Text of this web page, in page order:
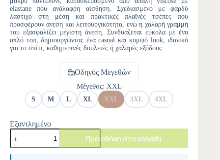
elastane που ανάλαφρη αίσθηση. Σχεδιασμένο με φαρδύ
λάστιχο στη μέση και πρακτικές πλαϊνές τσέπες που
προσφέρουν άνεση και λειτουργικότητα, ενώ η χαλαρή γραμμή
του εξασφαλίζει μέγιστη άνεση. Συνδυάζεται εύκολα με ένα
απλό τοπ, δημιουργώντας ένα casual και κομψό look, ιδανικό
για το σπίτι, καθημερινές δουλειές ή χαλαρές εξόδους.
Οδηγός Μεγεθών
Μέγεθος: XXL
S M L XL XXL 3XL 4XL
Εξαντλημένο
Προσθήκη στο καλάθι
A